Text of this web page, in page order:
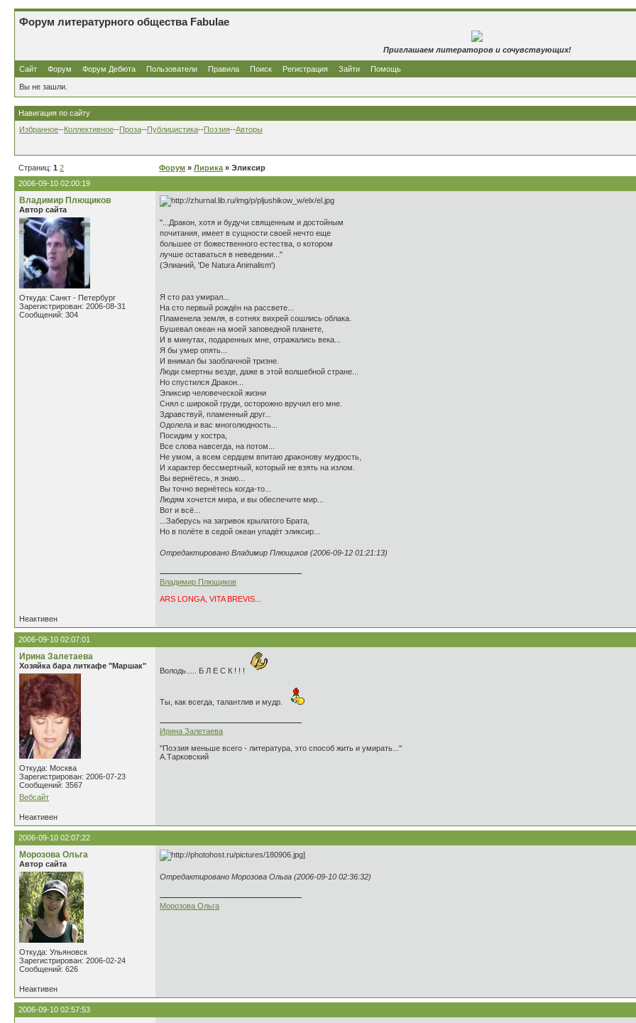
Форум литературного общества Fabulae
Приглашаем литераторов и сочувствующих!
Сайт Форум Форум Дебюта Пользователи Правила Поиск Регистрация Зайти Помощь
Вы не зашли.
Навигация по сайту
Избранное--Коллективное--Проза--Публицистика--Поэзия--Авторы
Страниц: 1 2 Форум » Лирика » Эликсир
2006-09-10 02:00:19
Владимир Плющиков
Автор сайта
Откуда: Санкт - Петербург
Зарегистрирован: 2006-08-31
Сообщений: 304
"...Дракон, хотя и будучи священным и достойным
почитания, имеет в сущности своей нечто еще
большее от божественного естества, о котором
лучше оставаться в неведении..."
(Элианий, 'De Natura Animalism')
Я сто раз умирал...
На сто первый рождён на рассвете...
Пламенела земля, в сотнях вихрей сошлись облака.
Бушевал океан на моей заповедной планете,
И в минутах, подаренных мне, отражались века...
Я бы умер опять...
И внимал бы заоблачной тризне.
Люди смертны везде, даже в этой волшебной стране...
Но спустился Дракон...
Эликсир человеческой жизни
Снял с широкой груди, осторожно вручил его мне.
Здравствуй, пламенный друг...
Одолела и вас многолюдность...
Посидим у костра,
Все слова навсегда, на потом...
Не умом, а всем сердцем впитаю драконову мудрость,
И характер бессмертный, который не взять на излом.
Вы вернётесь, я знаю...
Вы точно вернётесь когда-то...
Людям хочется мира, и вы обеспечите мир...
Вот и всё...
...Заберусь на загривок крылатого Брата,
Но в полёте в седой океан упадёт эликсир...
Отредактировано Владимир Плющиков (2006-09-12 01:21:13)
Владимир Плющиков
ARS LONGA, VITA BREVIS...
Неактивен
2006-09-10 02:07:01
Ирина Залетаева
Хозяйка бара литкафе "Маршак"
Откуда: Москва
Зарегистрирован: 2006-07-23
Сообщений: 3567
Вебсайт
Володь..... Б Л Е С К ! ! !
Ты, как всегда, талантлив и мудр.
Ирина Залетаева
"Поэзия меньше всего - литература, это способ жить и умирать..."
А.Тарковский
Неактивен
2006-09-10 02:07:22
Морозова Ольга
Автор сайта
Откуда: Ульяновск
Зарегистрирован: 2006-02-24
Сообщений: 626
Отредактировано Морозова Ольга (2006-09-10 02:36:32)
Морозова Ольга
Неактивен
2006-09-10 02:57:53